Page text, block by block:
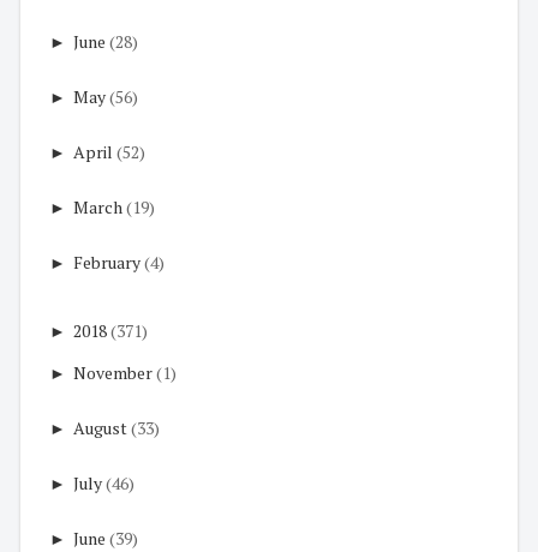
► June (28)
► May(56)
► April (52)
► March(19)
► February(4)
► 2018(371)
► November(1)
► August(33)
► July(46)
► June (39)